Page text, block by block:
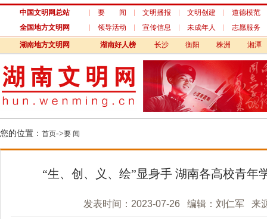
中国文明网总站 要 闻 文明播报 文明创建
道德模范
全国地方文明网
领导活动 宣传信息 未成年人 志愿服务
湖南地方文明网 湖南好人榜 长沙 衡阳 株洲 湘潭
您的位置： 首页->要 闻
“生、创、义、绘”显身手 湖南各高校青年
发表时间：2023-07-26 编辑：刘仁军 来